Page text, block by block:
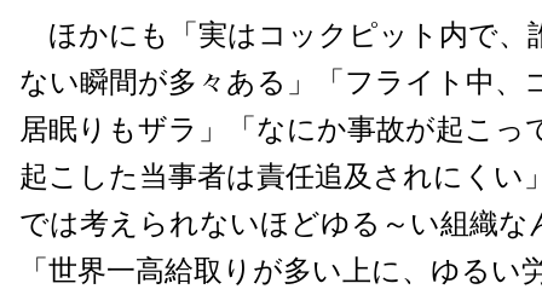
ほかにも「実はコックピット内で、
ない瞬間が多々ある」「フライト中、
居眠りもザラ」「なにか事故が起こっ
起こした当事者は責任追及されにくい
では考えられないほどゆる～い組織な
「世界一高給取りが多い上に、ゆるい